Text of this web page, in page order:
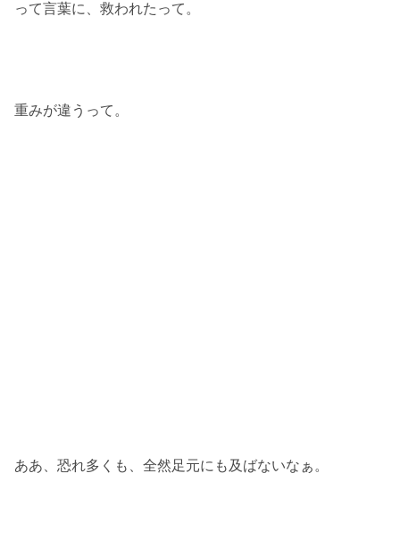
って言葉に、救われたって。
重みが違うって。
ああ、恐れ多くも、全然足元にも及ばないなぁ。